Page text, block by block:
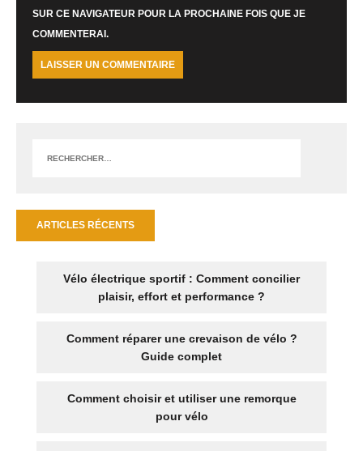
SUR CE NAVIGATEUR POUR LA PROCHAINE FOIS QUE JE
COMMENTERAI.
ARTICLES RÉCENTS
Vélo électrique sportif : Comment concilier
plaisir, effort et performance ?
Comment réparer une crevaison de vélo ?
Guide complet
Comment choisir et utiliser une remorque
pour vélo